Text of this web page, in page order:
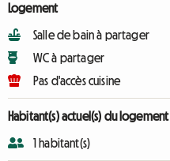
Logement
Salle de bain à partager
WC à partager
Pas d'accès cuisine
Habitant(s) actuel(s) du logement
1 habitant(s)